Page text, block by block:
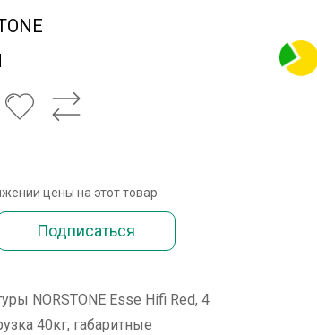
цены на этот товар
NORSTONE Esse Hifi Red, 4
40кг, габаритные